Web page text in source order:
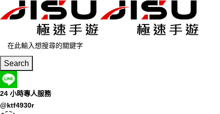
Search
24 小時專人服務
@ktf4930r